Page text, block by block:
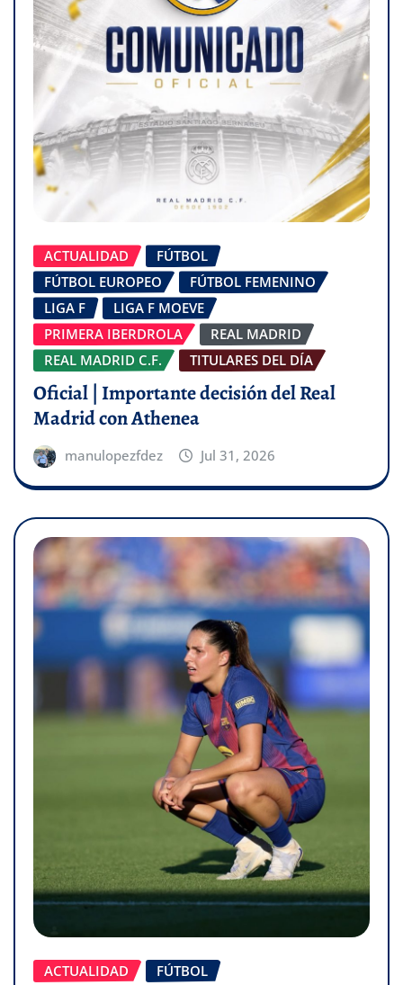
ACTUALIDAD
FÚTBOL
FÚTBOL EUROPEO
FÚTBOL FEMENINO
LIGA F
LIGA F MOEVE
PRIMERA IBERDROLA
REAL MADRID
REAL MADRID C.F.
TITULARES DEL DÍA
Oficial | Importante decisión del Real
Madrid con Athenea
manulopezfdez Jul 31, 2026
ACTUALIDAD
FÚTBOL